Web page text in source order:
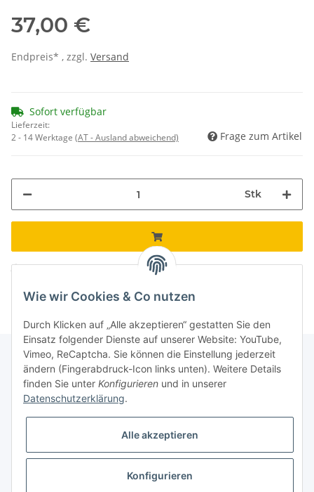
37,00 €
Endpreis* , zzgl. Versand
Sofort verfügbar
Lieferzeit:
2 - 14 Werktage (AT - Ausland abweichend) Frage zum Artikel
Stk
Loading... Komponenten werden geladen ...
Informationen
Galerie
Wie wir Cookies & Co nutzen
Durch Klicken auf „Alle akzeptieren“ gestatten Sie den
Einsatz folgender Dienste auf unserer Website: YouTube,
Vimeo, ReCaptcha. Sie können die Einstellung jederzeit
ändern (Fingerabdruck-Icon links unten). Weitere Details
finden Sie unter Konfigurieren und in unserer
Datenschutzerklärung.
Alle akzeptieren
Konfigurieren